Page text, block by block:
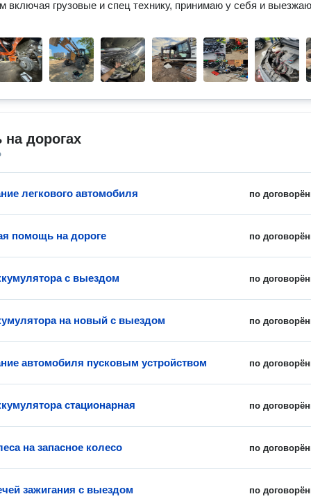
включая грузовые и спец технику, принимаю у себя и
дорогах
по
легкового автомобиля
по
помощь на дороге
по
с выездом
по
на новый с выездом
по
автомобиля пусковым устройством
по
стационарная
по
на запасное колесо
по
зажигания с выездом